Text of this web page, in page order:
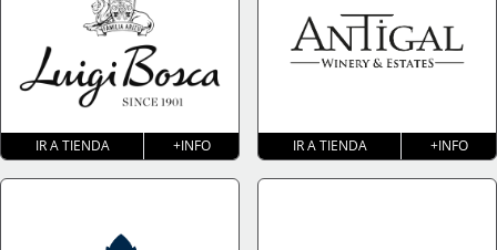
IR A TIENDA +INFO IR A TIENDA +INFO